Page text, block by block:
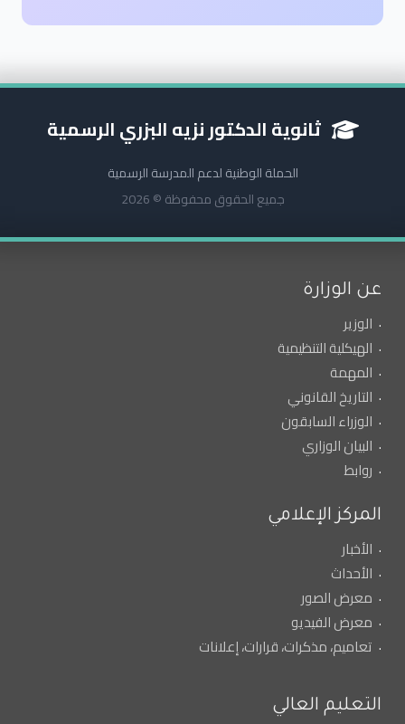
ثانوية الدكتور نزيه البزري الرسمية
الحملة الوطنية لدعم المدرسة الرسمية
جميع الحقوق محفوظة © 2026
عن الوزارة
الوزير
الهيكلية التنظيمية
المهمة
التاريخ القانوني
الوزراء السابقون
البيان الوزاري
روابط
المركز الإعلامي
الأخبار
الأحداث
معرض الصور
معرض الفيديو
تعاميم، مذكرات، قرارات، إعلانات
التعليم العالي